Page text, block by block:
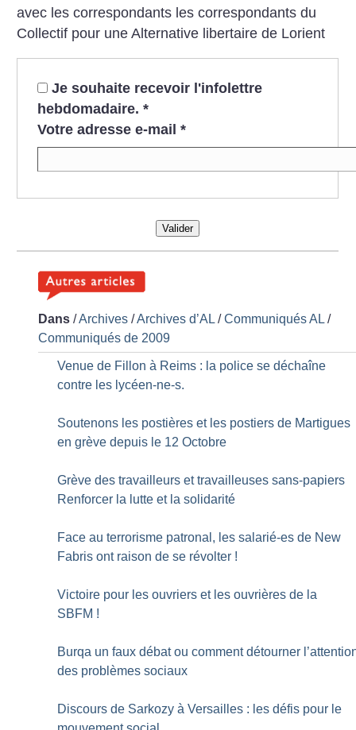
avec les correspondants les correspondants du
Collectif pour une Alternative libertaire de Lorient
Je souhaite recevoir l'infolettre
hebdomadaire. *
Votre adresse e-mail *
Valider
Dans /Archives /Archives d’AL /Communiqués AL /
Communiqués de 2009
Venue de Fillon à Reims : la police se déchaîne
contre les lycéen-ne-s.
Soutenons les postières et les postiers de Martigues
en grève depuis le 12 Octobre
Grève des travailleurs et travailleuses sans-papiers
Renforcer la lutte et la solidarité
Face au terrorisme patronal, les salarié-es de New
Fabris ont raison de se révolter !
Victoire pour les ouvriers et les ouvrières de la
SBFM !
Burqa un faux débat ou comment détourner
des problèmes sociaux
Discours de Sarkozy à Versailles : les défis pour le